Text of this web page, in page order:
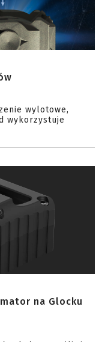
wylotowe,
wykorzystuje
na Glocku